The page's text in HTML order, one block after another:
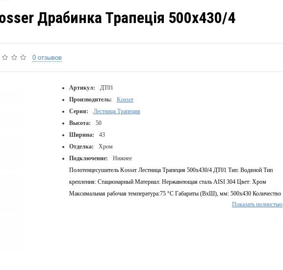
Драбинка Трапецiя 500х430/4
0 отзывов
Артикул:
ДТ01
Производитель:
Kosser
Серия:
Лестница Трапеция
Высота:
50
Ширина:
43
Отделка:
Хром
Подключение:
Нижнее
Полотенцесушитель Kosser Лестница Трапеция 500х430/4 ДТ01 Тип: Водяной Тип
крепления: Стационарный Материал: Нержавеющая сталь AISI 304 Цвет: Хром
Максимальная рабочая температура:75 °С Габариты (ВхШ), мм: 500х430 Количество
Показать полностью